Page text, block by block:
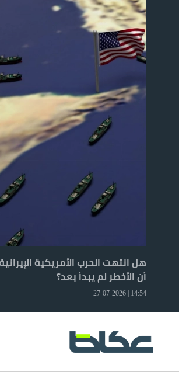
هل انتهت الحرب الأمريكية
أن الأخطر لم يبدأ بعد؟
14:54 | 27-07-2026